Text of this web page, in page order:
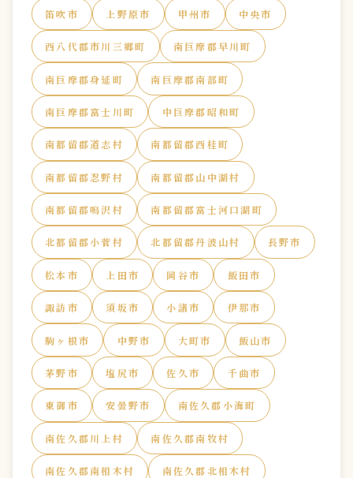
笛吹市 上野原市 甲州市 中央市
西八代郡市川三郷町 南巨摩郡早川町
南巨摩郡身延町 南巨摩郡南部町
南巨摩郡富士川町 中巨摩郡昭和町
南都留郡道志村 南都留郡西桂町
南都留郡忍野村 南都留郡山中湖村
南都留郡鳴沢村 南都留郡富士河口湖町
北都留郡小菅村 北都留郡丹波山村 長野市
松本市 上田市 岡谷市 飯田市
諏訪市 須坂市 小諸市 伊那市
駒ヶ根市 中野市 大町市 飯山市
茅野市 塩尻市 佐久市 千曲市
東御市 安曇野市 南佐久郡小海町
南佐久郡川上村 南佐久郡南牧村
南佐久郡南相木村 南佐久郡北相木村